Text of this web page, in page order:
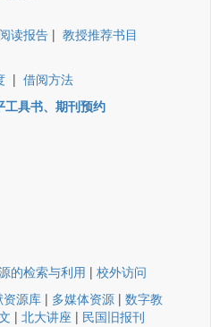
阅读报告 | 教授推荐书目
| 借阅方法
工具书、期刊预约
的检索与利用 | 校外访问
源库 | 多媒体资源 | 数字教
| 北大讲座 | 民国旧报刊